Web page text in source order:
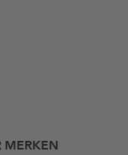
MERKEN